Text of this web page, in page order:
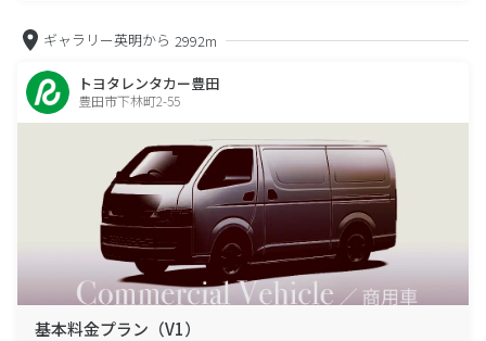
ギャラリー英明から 2992m
トヨタレンタカー豊田
豊田市下林町2-55
基本料金プラン（V1）